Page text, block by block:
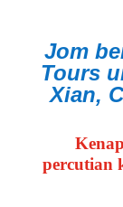
Jom
Tours
Xian,
percutian